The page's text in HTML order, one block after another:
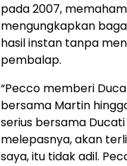
pada 2007,
mengungkapkan
hasil instan tanpa
pembalap.
“Pecco memberi
bersama Martin
serius bersama
melepasnya, akan
saya, itu tidak adil.